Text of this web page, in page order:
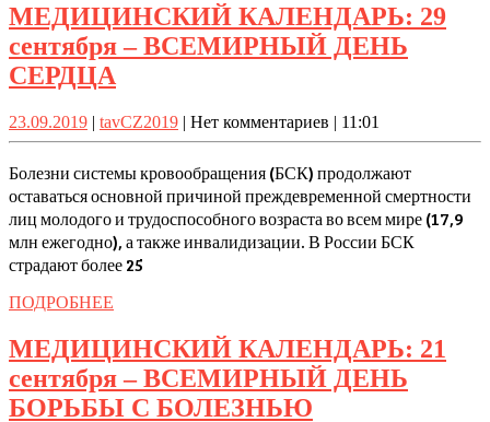
МЕДИЦИНСКИЙ КАЛЕНДАРЬ: 29
сентября – ВСЕМИРНЫЙ ДЕНЬ
СЕРДЦА
29
сентября
–
ВСЕМИРНЫЙ
ДЕНЬ
СЕРДЦА
23.09.201923.09.2019
| tavCZ2019tavCZ2019
| Нет комментариев | 11:01
Болезни системы кровообращения (БСК) продолжают
оставаться основной причиной преждевременной смертности
лиц молодого и трудоспособного возраста во всем мире (17,9
млн ежегодно), а также инвалидизации. В России БСК
страдают более 25
ПОДРОБНЕЕ
МЕДИЦИНСКИЙ КАЛЕНДАРЬ: 21
сентября – ВСЕМИРНЫЙ ДЕНЬ
БОРЬБЫ С БОЛЕЗНЬЮ